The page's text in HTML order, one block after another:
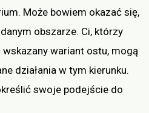
Może bowiem okazać się,
obszarze. Ci, którzy
wariant ostu, mogą
działania w tym kierunku.
swoje podejście do